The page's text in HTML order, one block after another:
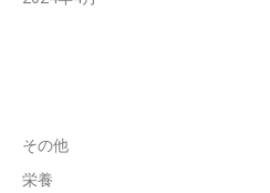
その他
栄養